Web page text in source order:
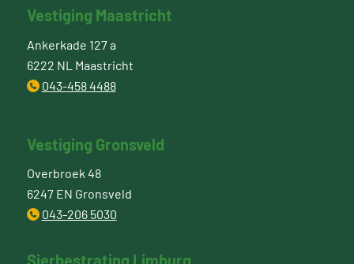
Vestiging Maastricht
Ankerkade 127 a
6222 NL Maastricht
043-458 4488
Vestiging Gronsveld
Overbroek 48
6247 EN Gronsveld
043-206 5030
Sierbestrating Limburg